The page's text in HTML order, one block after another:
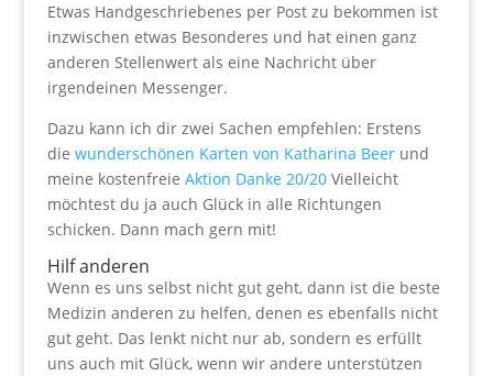
Etwas Handgeschriebenes per Post zu bekommen ist
inzwischen etwas Besonderes und hat einen ganz
anderen Stellenwert als eine Nachricht über
irgendeinen Messenger.
Dazu kann ich dir zwei Sachen empfehlen: Erstens
die wunderschönen Karten von Katharina Beerund
meine kostenfreie Aktion Danke 20/20Vielleicht
möchtest du ja auch Glück in alle Richtungen
schicken. Dann mach gern mit!
Hilf anderen
Wenn es uns selbst nicht gut geht, dann ist die beste
Medizin anderen zu helfen, denen es ebenfalls nicht
gut geht. Das lenkt nicht nur ab, sondern es erfüllt
uns auch mit Glück, wenn wir andere unterstützen